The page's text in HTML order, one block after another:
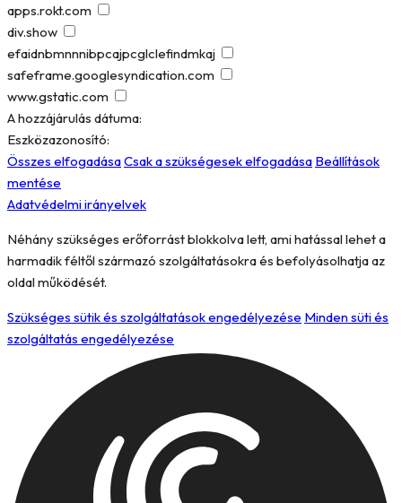
apps.rokt.com
div.show
efaidnbmnnnibpcajpcglclefindmkaj
safeframe.googlesyndication.com
www.gstatic.com
A hozzájárulás dátuma:
Eszközazonosító:
Összes elfogadásaCsak a szükségesek elfogadása Beállítások
mentése
Adatvédelmi irányelvek
Néhány szükséges erőforrást blokkolva lett, ami hatással lehet a
harmadik féltől származó szolgáltatásokra és befolyásolhatja az
oldal működését.
Szükséges sütik és szolgáltatások engedélyezése Minden süti és
szolgáltatás engedélyezése